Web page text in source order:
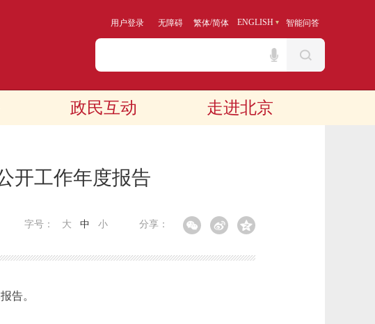
用户登录 无障碍 繁体/简体 ENGLISH 智能问答
政民互动 走进北京
开工作年度报告
分享：
字号： 大 中 小
告。